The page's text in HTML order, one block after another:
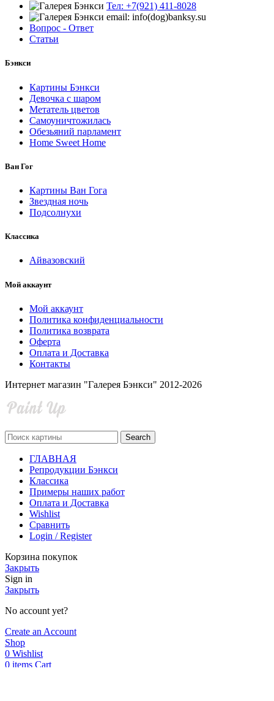
Тел: +7(921) 411-8028
email: info(dog)banksy.su
Вопрос - Ответ
Статьи
Бэнкси
Картины Бэнкси
Девочка с шаром
Метатель цветов
Самоуничтожилась
Обезьяний парламент
Home Sweet Home
Ван Гог
Картины Ван Гога
Звездная ночь
Подсолнухи
Классика
Айвазовский
Мой аккаунт
Мой аккаунт
Политика конфиденциальности
Политика возврата
Оферта
Оплата и Доставка
Контакты
Интернет магазин "Галерея Бэнкси" 2012-2026
Search
ГЛАВНАЯ
Репродукции Бэнкси
Классика
Примеры наших работ
Оплата и Доставка
Wishlist
Сравнить
Login / Register
Корзина покупок
Закрыть
Sign in
Закрыть
No account yet?
Create an Account
Shop
0 Wishlist
0 items Cart